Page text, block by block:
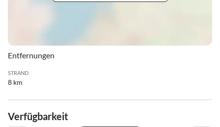
Entfernungen
STRAND
8 km
Verfügbarkeit